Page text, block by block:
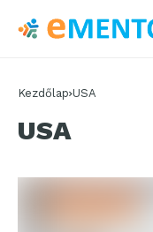
Kezdőlap USA
USA